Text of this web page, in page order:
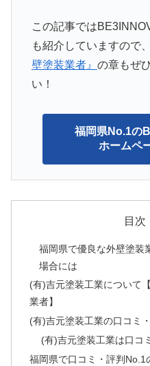
この記事では
も紹介していますので、
壁塗装業者』 の章もぜ
い！
福岡県No.1の
ホームペ
目次
福岡県で優良な外壁塗装
場合には
(有)吉元塗装工業について
業者】
(有)吉元塗装工業の口コミ
(有)吉元塗装工業は口コ
福岡県で口コミ・評判